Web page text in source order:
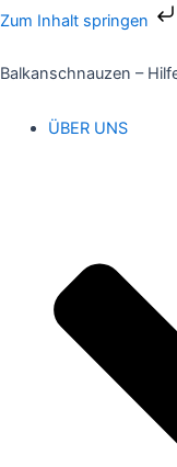
Zum Inhalt springen
Zum
springen
Balkanschnauzen –
ÜBER UNS